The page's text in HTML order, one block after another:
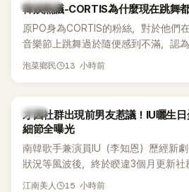
熱議討論
韓娛熱議-CORTIS為什麼現在跳舞
原PO身為CORTIS的粉絲，對於他們
音樂節上跳舞過於隨便感到不滿，認
原因，希望他們能更認真地表演。
泡菜鄉民 13 小時前
韓星
才因社群出現前男友惹議！IU曬生
細節全曝光
南韓歌手兼演員IU（李知恩）歷經新
狀況等風波後，終於睽違3個月更新
張近況照，讓大批粉絲又驚又喜。其
江南美人 15 小時前